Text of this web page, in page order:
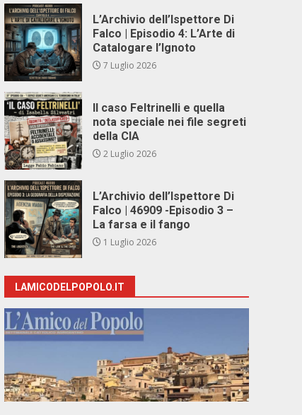
L’Archivio dell’Ispettore Di
Falco | Episodio 4: L’Arte di
Catalogare l’Ignoto
7 Luglio 2026
Il caso Feltrinelli e quella
nota speciale nei file segreti
della CIA
2 Luglio 2026
L’Archivio dell’Ispettore Di
Falco | 46909 -Episodio 3 –
La farsa e il fango
1 Luglio 2026
LAMICODELPOPOLO.IT